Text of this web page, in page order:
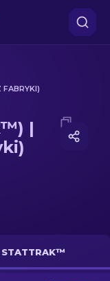
(prosto z
|
STATTRAK™